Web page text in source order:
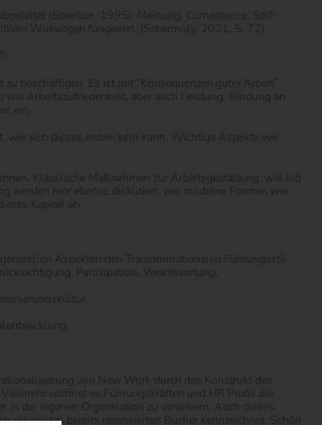
(Spreitzer, 1995): Meinung, Competence, Self-
Wirkungen fungieren. (Schermuly, 2021, S. 72).
beschäftigen. Es ist mit “Konsequenzen guter Arbeit”
Arbeitszufriedenheit, aber auch Leistung, Bindung an
ein.
wie sich dieses entwickeln kann. Wichtige Aspekte wie
Klassische Maßnahmen zur Arbeitsgestaltung, wie Job
werden hier ebenso diskutiert, wie moderne Formen wie
Kapitel ab.
Aspekten den Transformationalen Führungsstil
Partizipation, Verantwortung,
von New Work durch das Konstrukt des
eröffnet es Führungskräften und HR Profis die
der eigenen Organisation zu verankern. Auch dieses
beiden bereits rezensierten Bücher kennzeichnet. Schön